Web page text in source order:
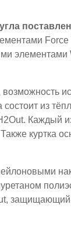
Force
элементами
из
Каждый
куртка